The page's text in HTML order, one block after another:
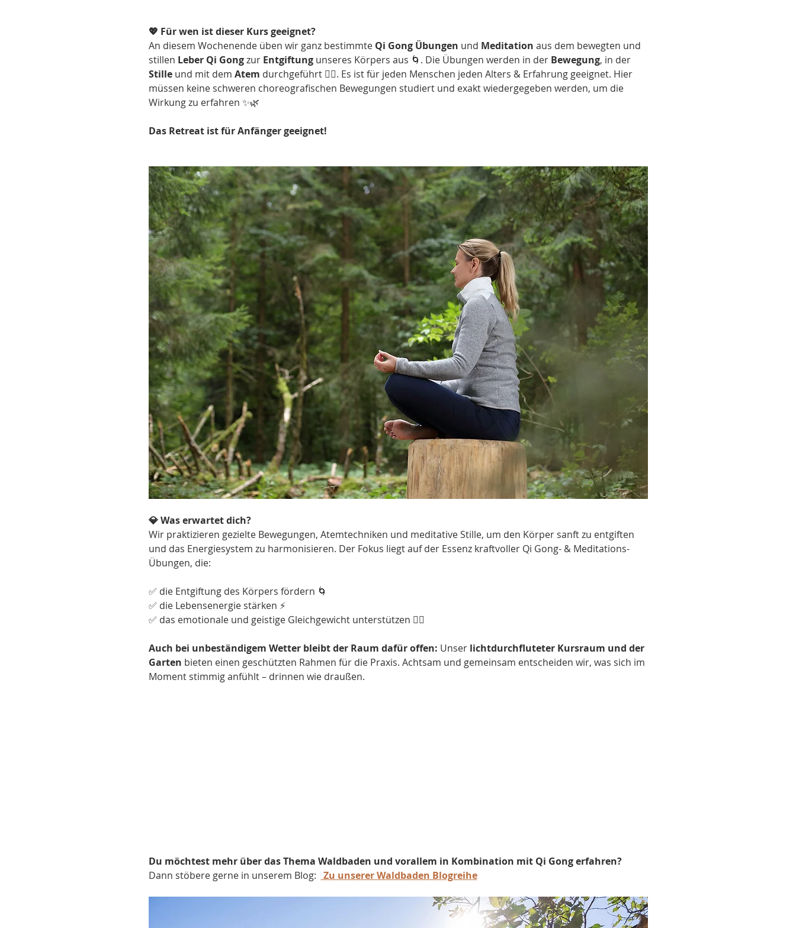
💖 Für wen ist dieser Kurs geeignet?
An diesem Wochenende üben wir ganz bestimmte Qi Gong Übungen und Meditation aus dem bewegten und
stillen Leber Qi Gong zur Entgiftung unseres Körpers aus 🌀. Die Übungen werden in der Bewegung, in der
Stille und mit dem Atem durchgeführt 🧘‍♀️. Es ist für jeden Menschen jeden Alters & Erfahrung geeignet. Hier
müssen keine schweren choreografischen Bewegungen studiert und exakt wiedergegeben werden, um die
Wirkung zu erfahren ✨🌿
Das Retreat ist für Anfänger geeignet!
💎 Was erwartet dich?
Wir praktizieren gezielte Bewegungen, Atemtechniken und meditative Stille, um den Körper sanft zu entgiften
und das Energiesystem zu harmonisieren. Der Fokus liegt auf der Essenz kraftvoller Qi Gong- & Meditations-
Übungen, die:
✅ die Entgiftung des Körpers fördern 🌀
✅ die Lebensenergie stärken ⚡
✅ das emotionale und geistige Gleichgewicht unterstützen 🧘‍♀️
Auch bei unbeständigem Wetter bleibt der Raum dafür offen: Unser lichtdurchfluteter Kursraum und der
Garten bieten einen geschützten Rahmen für die Praxis. Achtsam und gemeinsam entscheiden wir, was sich im
Moment stimmig anfühlt – drinnen wie draußen.
Du möchtest mehr über das Thema Waldbaden und vorallem in Kombination mit Qi Gong erfahren?
Dann stöbere gerne in unserem Blog: Zu unserer Waldbaden Blogreihe